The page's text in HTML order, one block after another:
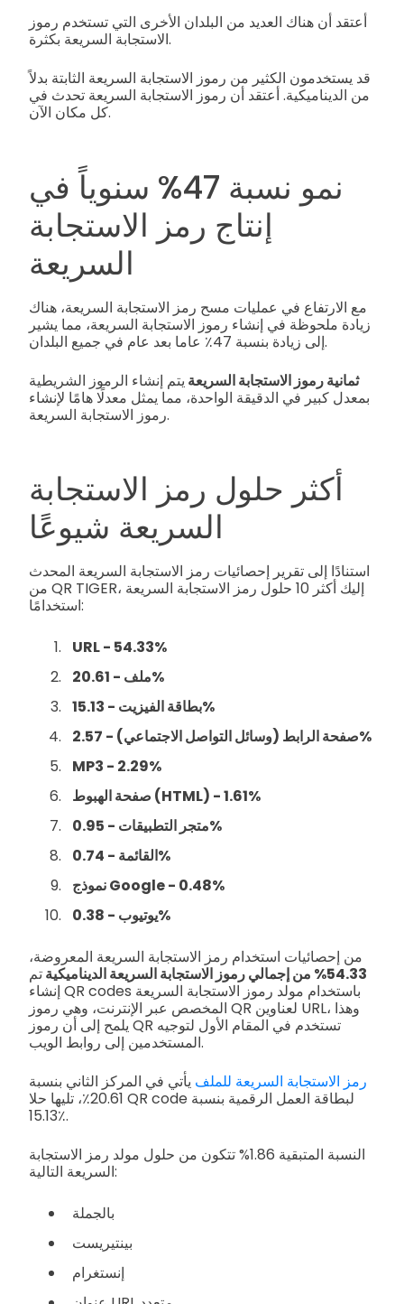
أعتقد أن هناك العديد من البلدان الأخرى التي تستخدم رموز
الاستجابة السريعة بكثرة.
قد يستخدمون الكثير من رموز الاستجابة السريعة الثابتة بدلاً
من الديناميكية. أعتقد أن رموز الاستجابة السريعة تحدث في
كل مكان الآن.
نمو نسبة 47% سنوياً في
إنتاج رمز الاستجابة
السريعة
مع الارتفاع في عمليات مسح رمز الاستجابة السريعة، هناك
زيادة ملحوظة في إنشاء رموز الاستجابة السريعة، مما يشير
إلى زيادة بنسبة 47٪ عاما بعد عام في جميع البلدان.
ثمانية رموز الاستجابة السريعةيتم إنشاء الرموز الشريطية
بمعدل كبير في الدقيقة الواحدة، مما يمثل معدلًا هامًا لإنشاء
رموز الاستجابة السريعة.
أكثر حلول رمز الاستجابة
السريعة شيوعًا
استنادًا إلى تقرير إحصائيات رمز الاستجابة السريعة المحدث
من QR TIGER، إليك أكثر 10 حلول رمز الاستجابة السريعة
استخدامًا:
URL - 54.33%
ملف - 20.61%
بطاقة الفيزيت - 15.13%
صفحة الرابط (وسائل التواصل الاجتماعي) - 2.57%
MP3 - 2.29%
صفحة الهبوط (HTML) - 1.61%
متجر التطبيقات - 0.95%
القائمة - 0.74%
نموذج Google - 0.48%
يوتيوب - 0.38%
من إحصائيات استخدام رمز الاستجابة السريعة المعروضة،
54.33% من إجمالي رموز الاستجابة السريعة الديناميكية
تم
إنشاء QR codes باستخدام مولد رموز الاستجابة السريعة
المخصص عبر الإنترنت، وهي رموز QR لعناوين URL، وهذا
يلمح إلى أن رموز QR تستخدم في المقام الأول لتوجيه
المستخدمين إلى روابط الويب.
رمز الاستجابة السريعة للملف يأتي في المركز الثاني بنسبة
20.61٪، تليها حلا QR code لبطاقة العمل الرقمية بنسبة
15.13٪.
النسبة المتبقية 1.86% تتكون من حلول مولد رمز الاستجابة
السريعة التالية:
بالجملة
بينتيريست
إنستغرام